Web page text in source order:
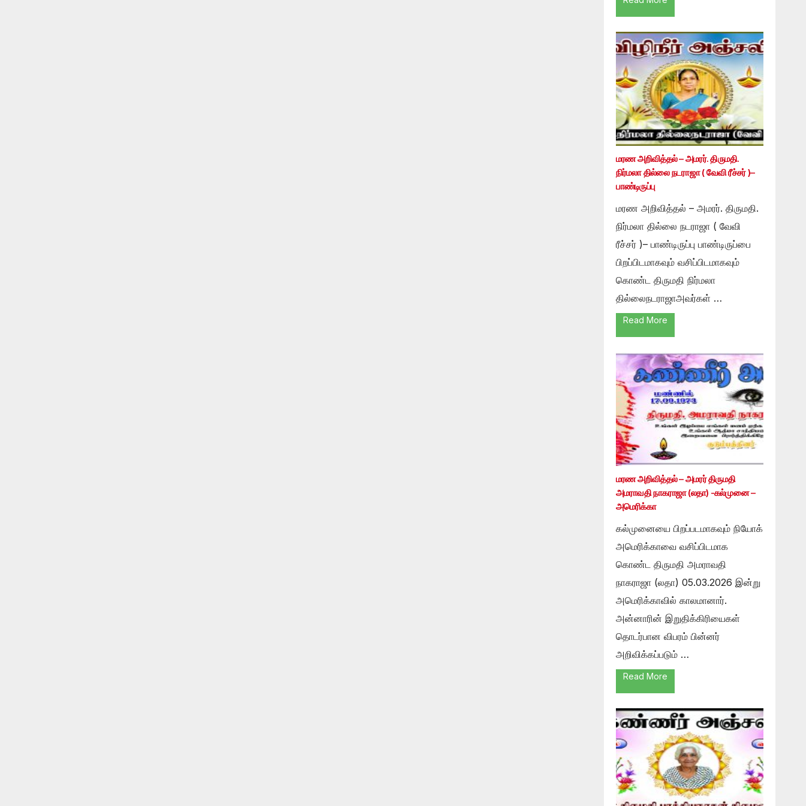
மரண அறிவித்தல் – அமரர். திருமதி.
நிர்மலா தில்லை நடராஜா ( வேவி ரீச்சர் )–
பாண்டிருப்பு
மரண அறிவித்தல் – அமரர். திருமதி.
நிர்மலா தில்லை நடராஜா ( வேவி
ரீச்சர் )– பாண்டிருப்பு பாண்டிருப்பை
பிறப்பிடமாகவும் வசிப்பிடமாகவும்
கொண்ட திருமதி நிர்மலா
தில்லைநடராஜாஅவர்கள் …
Read More
மரண அறிவித்தல் – அமரர் திருமதி
அமராவதி நாகராஜா (லதா) -கல்முனை –
அமெரிக்கா
கல்முனையை பிறப்படமாகவும் நியோக்
அமெரிக்காவை வசிப்பிடமாக
கொண்ட திருமதி அமராவதி
நாகராஜா (லதா) 05.03.2026 இன்று
அமெரிக்காவில் காலமானார்.
அன்னாரின் இறுதிக்கிரியைகள்
தொடர்பான விபரம் பின்னர்
அறிவிக்கப்படும் …
Read More